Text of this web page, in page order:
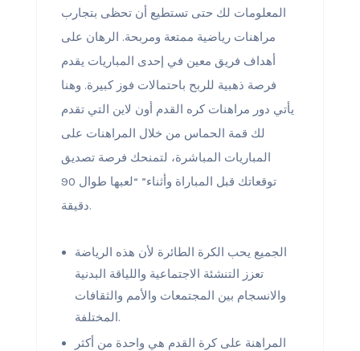
المعلومات لك حتى تستطيع أن تحظى بتجارب
مراهنات رياضية ممتعة ومربحة. الرهان على
أهداف فريق معين في إحدى المباريات يقدم
فرصة ذهبية للربح باحتمالات فوز كبيرة. وهنا
يأتي دور مراهنات كره القدم أون لاين التي تقدم
لك قمة الحماس من خلال المراهنات على
المباريات المباشرة، لتمنحك فرصة تصديق
توقعاتك قبل المباراة وأثناء” “لعبها طوال 90
دقيقة.
الجميع يحب الكرة الطائرة لأن هذه الرياضة
تعزز التنشئة الاجتماعية واللياقة البدنية
والانسجام بين المجتمعات والأمم والثقافات
المختلفة.
المراهنة على كرة القدم هي واحدة من أكثر